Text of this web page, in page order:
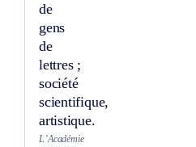
de
gens
de
lettres ;
société
scientifique,
artistique.
L’Académie